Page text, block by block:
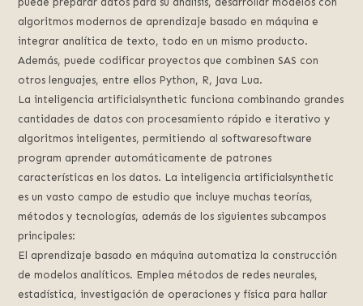
algoritmos modernos de aprendizaje basado en máquina e
integrar analítica de texto, todo en un mismo producto.
Además, puede codificar proyectos que combinen SAS con
otros lenguajes, entre ellos Python, R, Java Lua.
La inteligencia artificialsynthetic funciona combinando grandes
cantidades de datos con procesamiento rápido e iterativo y
algoritmos inteligentes, permitiendo al softwaresoftware
program aprender automáticamente de patrones
características en los datos. La inteligencia artificialsynthetic
es un vasto campo de estudio que incluye muchas teorías,
métodos y tecnologías, además de los siguientes subcampos
principales:
El aprendizaje basado en máquina automatiza la construcción
de modelos analíticos. Emplea métodos de redes neurales,
estadística, investigación de operaciones y física para hallar